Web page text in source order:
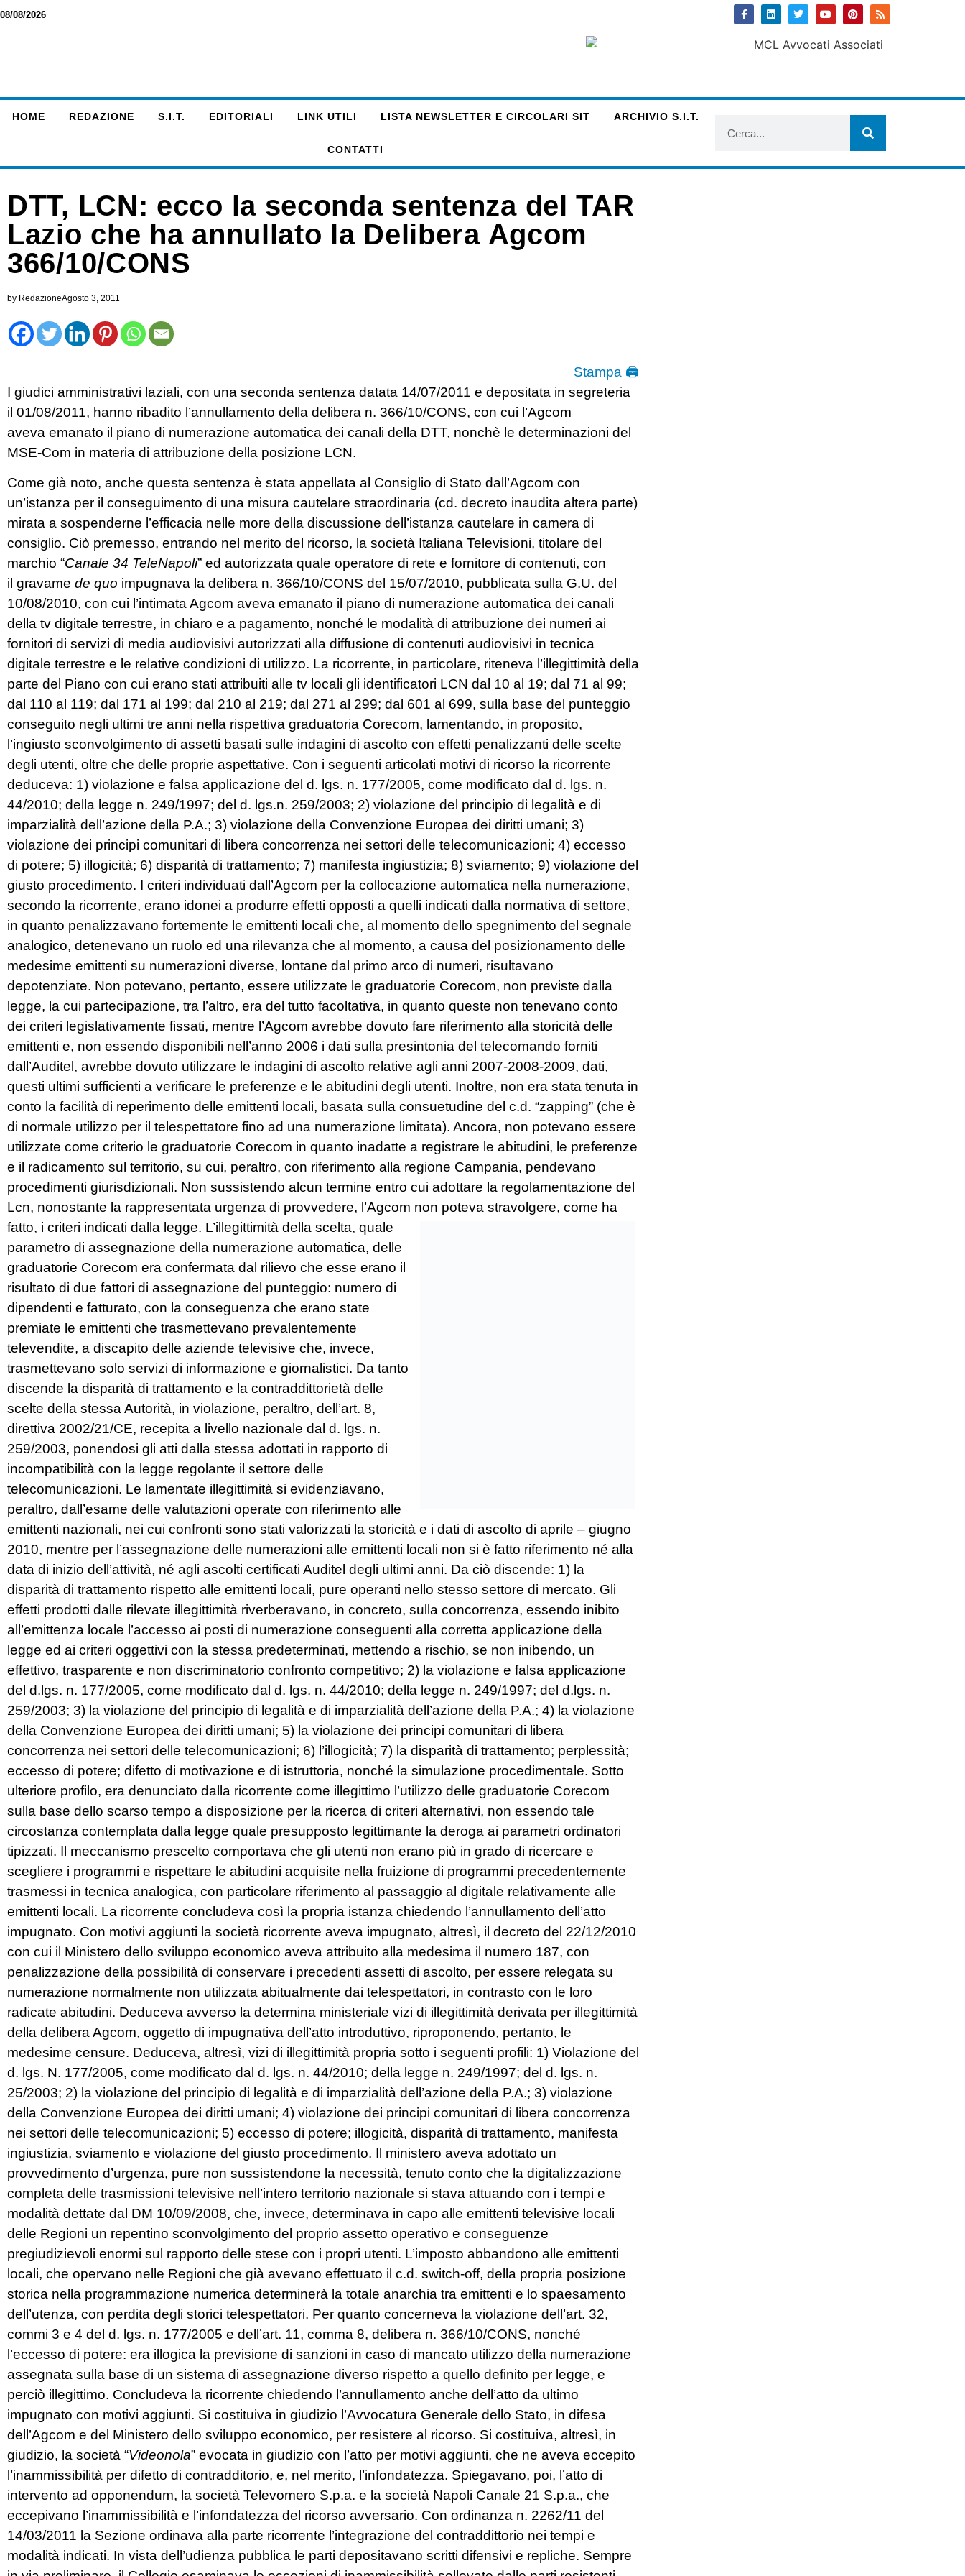
08/08/2026
HOME REDAZIONE S.I.T. EDITORIALI LINK UTILI LISTA NEWSLETTER E CIRCOLARI SIT ARCHIVIO S.I.T.
CONTATTI
DTT, LCN: ecco la seconda sentenza del TAR
Lazio che ha annullato la Delibera Agcom
366/10/CONS
by RedazioneAgosto 3, 2011
Stampa 🖨
I giudici amministrativi laziali, con una seconda sentenza datata 14/07/2011 e depositata in segreteria
il 01/08/2011, hanno ribadito l’annullamento della delibera n. 366/10/CONS, con cui l’Agcom
aveva emanato il piano di numerazione automatica dei canali della DTT, nonchè le determinazioni del
MSE-Com in materia di attribuzione della posizione LCN.
Come già noto, anche questa sentenza è stata appellata al Consiglio di Stato dall’Agcom con
un’istanza per il conseguimento di una misura cautelare straordinaria (cd. decreto inaudita altera parte)
mirata a sospenderne l’efficacia nelle more della discussione dell’istanza cautelare in camera di
consiglio. Ciò premesso, entrando nel merito del ricorso, la società Italiana Televisioni, titolare del
marchio “Canale 34 TeleNapoli” ed autorizzata quale operatore di rete e fornitore di contenuti, con
il gravame de quo impugnava la delibera n. 366/10/CONS del 15/07/2010, pubblicata sulla G.U. del
10/08/2010, con cui l’intimata Agcom aveva emanato il piano di numerazione automatica dei canali
della tv digitale terrestre, in chiaro e a pagamento, nonché le modalità di attribuzione dei numeri ai
fornitori di servizi di media audiovisivi autorizzati alla diffusione di contenuti audiovisivi in tecnica
digitale terrestre e le relative condizioni di utilizzo. La ricorrente, in particolare, riteneva l’illegittimità della
parte del Piano con cui erano stati attribuiti alle tv locali gli identificatori LCN dal 10 al 19; dal 71 al 99;
dal 110 al 119; dal 171 al 199; dal 210 al 219; dal 271 al 299; dal 601 al 699, sulla base del punteggio
conseguito negli ultimi tre anni nella rispettiva graduatoria Corecom, lamentando, in proposito,
l’ingiusto sconvolgimento di assetti basati sulle indagini di ascolto con effetti penalizzanti delle scelte
degli utenti, oltre che delle proprie aspettative. Con i seguenti articolati motivi di ricorso la ricorrente
deduceva: 1) violazione e falsa applicazione del d. lgs. n. 177/2005, come modificato dal d. lgs. n.
44/2010; della legge n. 249/1997; del d. lgs.n. 259/2003; 2) violazione del principio di legalità e di
imparzialità dell’azione della P.A.; 3) violazione della Convenzione Europea dei diritti umani; 3)
violazione dei principi comunitari di libera concorrenza nei settori delle telecomunicazioni; 4) eccesso
di potere; 5) illogicità; 6) disparità di trattamento; 7) manifesta ingiustizia; 8) sviamento; 9) violazione del
giusto procedimento. I criteri individuati dall’Agcom per la collocazione automatica nella numerazione,
secondo la ricorrente, erano idonei a produrre effetti opposti a quelli indicati dalla normativa di settore,
in quanto penalizzavano fortemente le emittenti locali che, al momento dello spegnimento del segnale
analogico, detenevano un ruolo ed una rilevanza che al momento, a causa del posizionamento delle
medesime emittenti su numerazioni diverse, lontane dal primo arco di numeri, risultavano
depotenziate. Non potevano, pertanto, essere utilizzate le graduatorie Corecom, non previste dalla
legge, la cui partecipazione, tra l’altro, era del tutto facoltativa, in quanto queste non tenevano conto
dei criteri legislativamente fissati, mentre l’Agcom avrebbe dovuto fare riferimento alla storicità delle
emittenti e, non essendo disponibili nell’anno 2006 i dati sulla presintonia del telecomando forniti
dall’Auditel, avrebbe dovuto utilizzare le indagini di ascolto relative agli anni 2007-2008-2009, dati,
questi ultimi sufficienti a verificare le preferenze e le abitudini degli utenti. Inoltre, non era stata tenuta in
conto la facilità di reperimento delle emittenti locali, basata sulla consuetudine del c.d. “zapping” (che è
di normale utilizzo per il telespettatore fino ad una numerazione limitata). Ancora, non potevano essere
utilizzate come criterio le graduatorie Corecom in quanto inadatte a registrare le abitudini, le preferenze
e il radicamento sul territorio, su cui, peraltro, con riferimento alla regione Campania, pendevano
procedimenti giurisdizionali. Non sussistendo alcun termine entro cui adottare la regolamentazione del
Lcn, nonostante la rappresentata urgenza di provvedere, l’Agcom non poteva stravolgere, come ha
fatto, i criteri indicati dalla legge. L’illegittimità della scelta, quale
parametro di assegnazione della numerazione automatica, delle
graduatorie Corecom era confermata dal rilievo che esse erano il
risultato di due fattori di assegnazione del punteggio: numero di
dipendenti e fatturato, con la conseguenza che erano state
premiate le emittenti che trasmettevano prevalentemente
televendite, a discapito delle aziende televisive che, invece,
trasmettevano solo servizi di informazione e giornalistici. Da tanto
discende la disparità di trattamento e la contraddittorietà delle
scelte della stessa Autorità, in violazione, peraltro, dell’art. 8,
direttiva 2002/21/CE, recepita a livello nazionale dal d. lgs. n.
259/2003, ponendosi gli atti dalla stessa adottati in rapporto di
incompatibilità con la legge regolante il settore delle
telecomunicazioni. Le lamentate illegittimità si evidenziavano,
peraltro, dall’esame delle valutazioni operate con riferimento alle
emittenti nazionali, nei cui confronti sono stati valorizzati la storicità e i dati di ascolto di aprile – giugno
2010, mentre per l’assegnazione delle numerazioni alle emittenti locali non si è fatto riferimento né alla
data di inizio dell’attività, né agli ascolti certificati Auditel degli ultimi anni. Da ciò discende: 1) la
disparità di trattamento rispetto alle emittenti locali, pure operanti nello stesso settore di mercato. Gli
effetti prodotti dalle rilevate illegittimità riverberavano, in concreto, sulla concorrenza, essendo inibito
all’emittenza locale l’accesso ai posti di numerazione conseguenti alla corretta applicazione della
legge ed ai criteri oggettivi con la stessa predeterminati, mettendo a rischio, se non inibendo, un
effettivo, trasparente e non discriminatorio confronto competitivo; 2) la violazione e falsa applicazione
del d.lgs. n. 177/2005, come modificato dal d. lgs. n. 44/2010; della legge n. 249/1997; del d.lgs. n.
259/2003; 3) la violazione del principio di legalità e di imparzialità dell’azione della P.A.; 4) la violazione
della Convenzione Europea dei diritti umani; 5) la violazione dei principi comunitari di libera
concorrenza nei settori delle telecomunicazioni; 6) l’illogicità; 7) la disparità di trattamento; perplessità;
eccesso di potere; difetto di motivazione e di istruttoria, nonché la simulazione procedimentale. Sotto
ulteriore profilo, era denunciato dalla ricorrente come illegittimo l’utilizzo delle graduatorie Corecom
sulla base dello scarso tempo a disposizione per la ricerca di criteri alternativi, non essendo tale
circostanza contemplata dalla legge quale presupposto legittimante la deroga ai parametri ordinatori
tipizzati. Il meccanismo prescelto comportava che gli utenti non erano più in grado di ricercare e
scegliere i programmi e rispettare le abitudini acquisite nella fruizione di programmi precedentemente
trasmessi in tecnica analogica, con particolare riferimento al passaggio al digitale relativamente alle
emittenti locali. La ricorrente concludeva così la propria istanza chiedendo l’annullamento dell’atto
impugnato. Con motivi aggiunti la società ricorrente aveva impugnato, altresì, il decreto del 22/12/2010
con cui il Ministero dello sviluppo economico aveva attribuito alla medesima il numero 187, con
penalizzazione della possibilità di conservare i precedenti assetti di ascolto, per essere relegata su
numerazione normalmente non utilizzata abitualmente dai telespettatori, in contrasto con le loro
radicate abitudini. Deduceva avverso la determina ministeriale vizi di illegittimità derivata per illegittimità
della delibera Agcom, oggetto di impugnativa dell’atto introduttivo, riproponendo, pertanto, le
medesime censure. Deduceva, altresì, vizi di illegittimità propria sotto i seguenti profili: 1) Violazione del
d. lgs. N. 177/2005, come modificato dal d. lgs. n. 44/2010; della legge n. 249/1997; del d. lgs. n.
25/2003; 2) la violazione del principio di legalità e di imparzialità dell’azione della P.A.; 3) violazione
della Convenzione Europea dei diritti umani; 4) violazione dei principi comunitari di libera concorrenza
nei settori delle telecomunicazioni; 5) eccesso di potere; illogicità, disparità di trattamento, manifesta
ingiustizia, sviamento e violazione del giusto procedimento. Il ministero aveva adottato un
provvedimento d’urgenza, pure non sussistendone la necessità, tenuto conto che la digitalizzazione
completa delle trasmissioni televisive nell’intero territorio nazionale si stava attuando con i tempi e
modalità dettate dal DM 10/09/2008, che, invece, determinava in capo alle emittenti televisive locali
delle Regioni un repentino sconvolgimento del proprio assetto operativo e conseguenze
pregiudizievoli enormi sul rapporto delle stese con i propri utenti. L’imposto abbandono alle emittenti
locali, che opervano nelle Regioni che già avevano effettuato il c.d. switch-off, della propria posizione
storica nella programmazione numerica determinerà la totale anarchia tra emittenti e lo spaesamento
dell’utenza, con perdita degli storici telespettatori. Per quanto concerneva la violazione dell’art. 32,
commi 3 e 4 del d. lgs. n. 177/2005 e dell’art. 11, comma 8, delibera n. 366/10/CONS, nonché
l’eccesso di potere: era illogica la previsione di sanzioni in caso di mancato utilizzo della numerazione
assegnata sulla base di un sistema di assegnazione diverso rispetto a quello definito per legge, e
perciò illegittimo. Concludeva la ricorrente chiedendo l’annullamento anche dell’atto da ultimo
impugnato con motivi aggiunti. Si costituiva in giudizio l’Avvocatura Generale dello Stato, in difesa
dell’Agcom e del Ministero dello sviluppo economico, per resistere al ricorso. Si costituiva, altresì, in
giudizio, la società “Videonola” evocata in giudizio con l’atto per motivi aggiunti, che ne aveva eccepito
l’inammissibilità per difetto di contradditorio, e, nel merito, l’infondatezza. Spiegavano, poi, l’atto di
intervento ad opponendum, la società Televomero S.p.a. e la società Napoli Canale 21 S.p.a., che
eccepivano l’inammissibilità e l’infondatezza del ricorso avversario. Con ordinanza n. 2262/11 del
14/03/2011 la Sezione ordinava alla parte ricorrente l’integrazione del contraddittorio nei tempi e
modalità indicati. In vista dell’udienza pubblica le parti depositavano scritti difensivi e repliche. Sempre